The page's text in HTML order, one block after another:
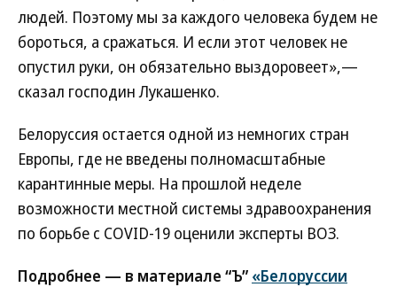
людей. Поэтому мы за каждого человека будем не
бороться, а сражаться. И если этот человек не
опустил руки, он обязательно выздоровеет»,—
сказал господин Лукашенко.
Белоруссия остается одной из немногих стран
Европы, где не введены полномасштабные
карантинные меры. На прошлой неделе
возможности местной системы здравоохранения
по борьбе с COVID-19 оценили эксперты ВОЗ.
Подробнее — в материале “Ъ” «Белоруссии